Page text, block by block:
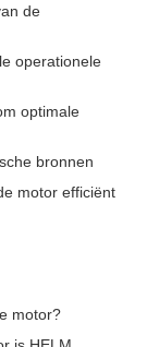
de
operationele
optimale
bronnen
motor efficiënt
motor?